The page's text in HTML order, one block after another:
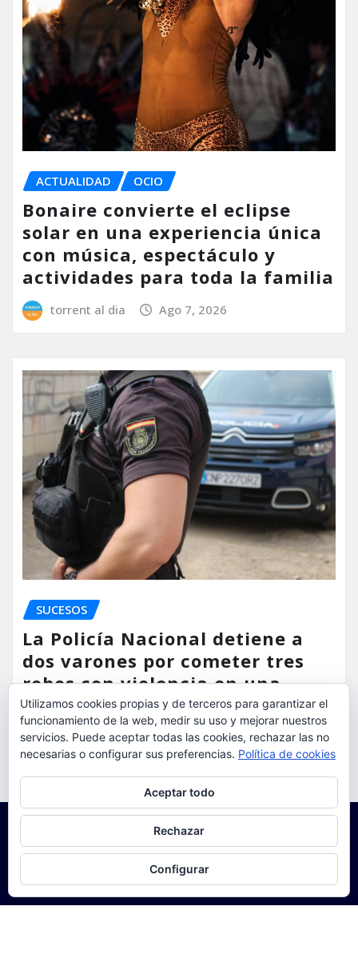
ACTUALIDAD OCIO
Bonaire convierte el eclipse
solar en una experiencia única
con música, espectáculo y
actividades para toda la familia
torrent al dia Ago 7, 2026
SUCESOS
La Policía Nacional detiene a
dos varones por cometer tres
robos con violencia en una
misma mañana
torrent al dia Ago 7, 2026
Utilizamos cookies propias y de terceros para garantizar el
funcionamiento de la web, medir su uso y mejorar nuestros
servicios. Puede aceptar todas las cookies, rechazar las no
necesarias o configurar sus preferencias. Política de cookies
Aceptar todo
Rechazar
Configurar
Para obtener más información, incluido cómo gestionar las cookies,